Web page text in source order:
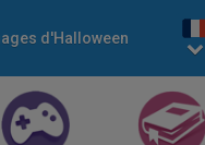
d'Halloween